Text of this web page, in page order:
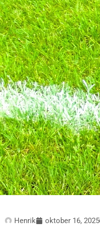
Henrik oktober 16, 2025